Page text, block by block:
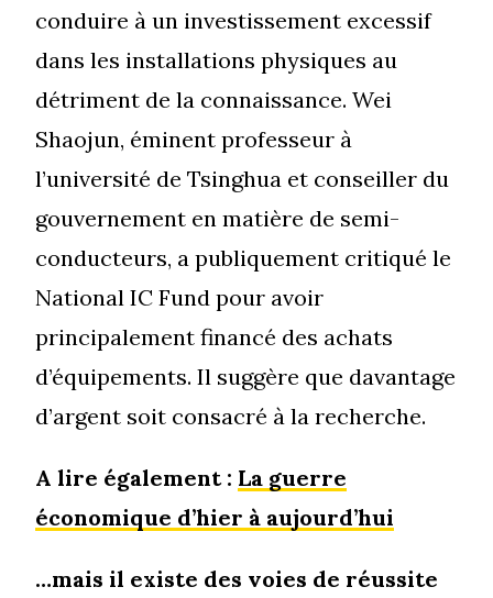
conduire à un investissement excessif
dans les installations physiques au
détriment de la connaissance. Wei
Shaojun, éminent professeur à
l’université de Tsinghua et conseiller du
gouvernement en matière de semi-
conducteurs, a publiquement critiqué le
National IC Fund pour avoir
principalement financé des achats
d’équipements. Il suggère que davantage
d’argent soit consacré à la recherche.
A lire également : La guerre
économique d’hier à aujourd’hui
…mais il existe des voies de réussite